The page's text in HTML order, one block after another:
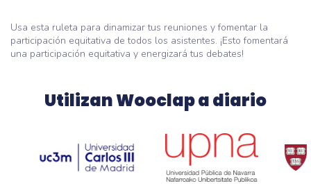
Usa esta ruleta para dinamizar tus reuniones y fomentar la
participación equitativa de todos los asistentes. ¡Esto fomentará
una participación equitativa y energizará tus debates!
Utilizan Wooclap a diario